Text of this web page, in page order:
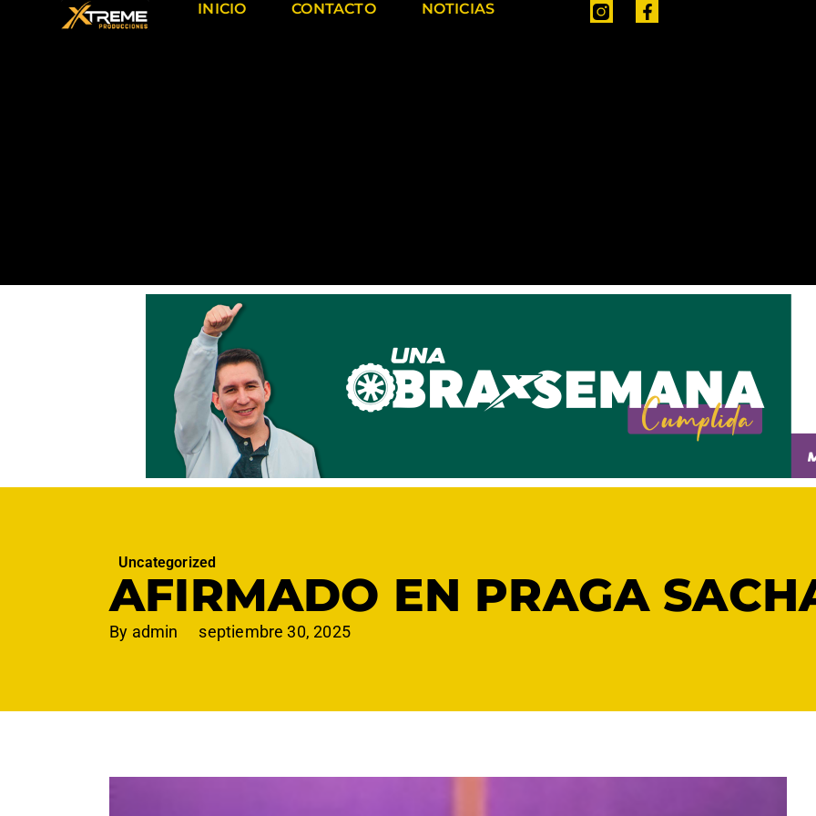
INICIO CONTACTO NOTICIAS
Uncategorized
AFIRMADO EN PRAGA
By admin septiembre 30, 2025